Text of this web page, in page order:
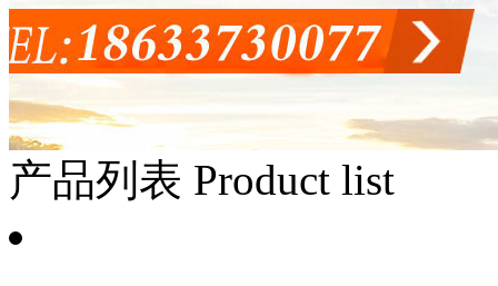
产品列表 Product list